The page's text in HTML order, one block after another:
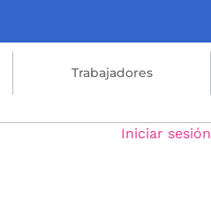
Trabajadores
Iniciar sesión